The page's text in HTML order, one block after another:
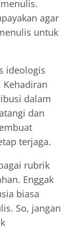
agar
untuk
ideologis
Kehadiran
dalam
dan
terjaga.
rubrik
Enggak
biasa
So, jangan